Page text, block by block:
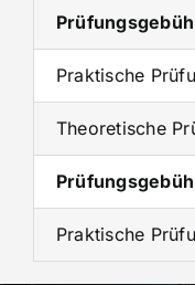
Praktische
Theoretische
Praktische